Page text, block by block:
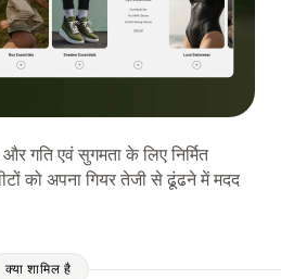
गति एवं सुगमता के लिए निर्मित
को अपना गियर तेजी से ढूंढने में मदद
क्या शामिल है